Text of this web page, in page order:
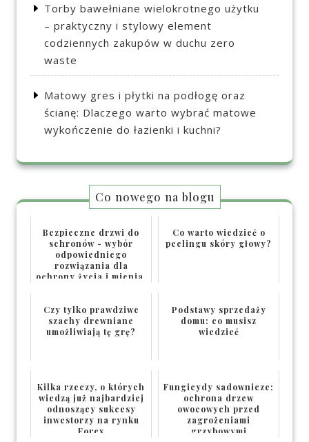
Torby bawełniane wielokrotnego użytku
– praktyczny i stylowy element
codziennych zakupów w duchu zero
waste
Matowy gres i płytki na podłogę oraz
ścianę: Dlaczego warto wybrać matowe
wykończenie do łazienki i kuchni?
Co nowego na blogu
Bezpieczne drzwi do
schronów - wybór
odpowiedniego
rozwiązania dla
ochrony życia i mienia.
Co warto wiedzieć o
peelingu skóry głowy?
Czy tylko prawdziwe
szachy drewniane
umożliwiają tę grę?
Podstawy sprzedaży
domu: co musisz
wiedzieć
Kilka rzeczy, o których
wiedzą już najbardziej
odnoszący sukcesy
inwestorzy na rynku
Forex
Fungicydy sadownicze:
ochrona drzew
owocowych przed
zagrożeniami
grzybowymi